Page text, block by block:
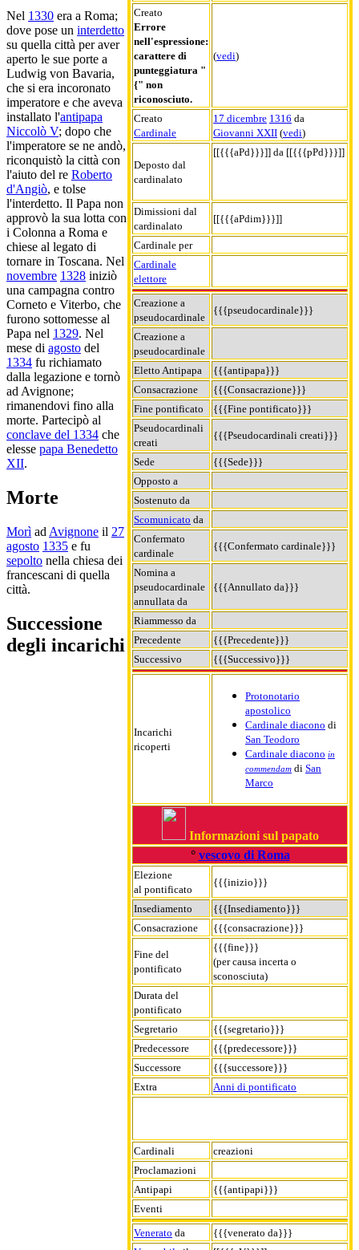
Creato
Errore
nell'espressione:
carattere di
punteggiatura "
{" non
riconosciuto.
(vedi)
Creato
Cardinale
17 dicembre 1316 da
Giovanni XXII (vedi)
Deposto dal
cardinalato
[[{{{aPd}}}]] da [[{{{pPd}}}]]
Dimissioni dal
cardinalato
[[{{{aPdim}}}]]
Cardinale per
Cardinale
elettore
Creazione a
pseudocardinale
{{{pseudocardinale}}}
Creazione a
pseudocardinale
Eletto Antipapa
{{{antipapa}}}
Consacrazione
{{{Consacrazione}}}
Fine pontificato
{{{Fine pontificato}}}
Pseudocardinali
creati
{{{Pseudocardinali creati}}}
Sede
{{{Sede}}}
Opposto a
Sostenuto da
Scomunicato da
Confermato
cardinale
{{{Confermato cardinale}}}
Nomina a
pseudocardinale
annullata da
{{{Annullato da}}}
Riammesso da
Precedente
{{{Precedente}}}
Successivo
{{{Successivo}}}
Incarichi
ricoperti
Protonotario
apostolico
Cardinale diacono di
San Teodoro
Cardinale diacono in
commendam di San
Marco
Informazioni sul papato
° vescovo di Roma
Elezione
al pontificato
{{{inizio}}}
Insediamento
{{{Insediamento}}}
Consacrazione
{{{consacrazione}}}
Fine del
pontificato
{{{fine}}}
(per causa incerta o
sconosciuta)
Durata del
pontificato
Segretario
{{{segretario}}}
Predecessore
{{{predecessore}}}
Successore
{{{successore}}}
Extra
Anni di pontificato
Cardinali
creazioni
Proclamazioni
Antipapi
{{{antipapi}}}
Eventi
Venerato da
{{{venerato da}}}
Nel 1330 era a Roma;
dove pose un interdetto
su quella città per aver
aperto le sue porte a
Ludwig von Bavaria,
che si era incoronato
imperatore e che aveva
installato l'antipapa
Niccolò V; dopo che
l'imperatore se ne andò,
riconquistò la città con
l'aiuto del re Roberto
d'Angiò, e tolse
l'interdetto. Il Papa non
approvò la sua lotta con
i Colonna a Roma e
chiese al legato di
tornare in Toscana. Nel
novembre 1328 iniziò
una campagna contro
Corneto e Viterbo, che
furono sottomesse al
Papa nel 1329. Nel
mese di agosto del
1334 fu richiamato
dalla legazione e tornò
ad Avignone;
rimanendovi fino alla
morte. Partecipò al
conclave del 1334 che
elesse papa Benedetto
XII.
Morte
Morì ad Avignone il 27
agosto 1335 e fu
sepolto nella chiesa dei
francescani di quella
città.
Successione
degli incarichi